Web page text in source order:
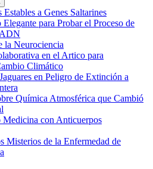
a Genes Saltarines
para Probar el Proceso de
la Neurociencia
en el Artico para
Climático
en Peligro de Extinción a
Química Atmosférica que Cambió
con Anticuerpos
Misterios de la Enfermedad de